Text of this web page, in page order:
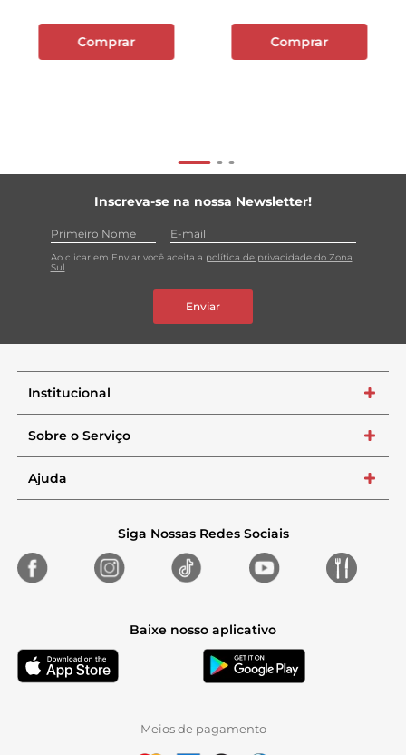
Comprar Comprar
Inscreva-se na nossa Newsletter!
Ao clicar em Enviar você aceita a política de privacidade do Zona
Sul
Enviar
Institucional +
Sobre o Serviço +
Ajuda +
Siga Nossas Redes Sociais
Baixe nosso aplicativo
Meios de pagamento